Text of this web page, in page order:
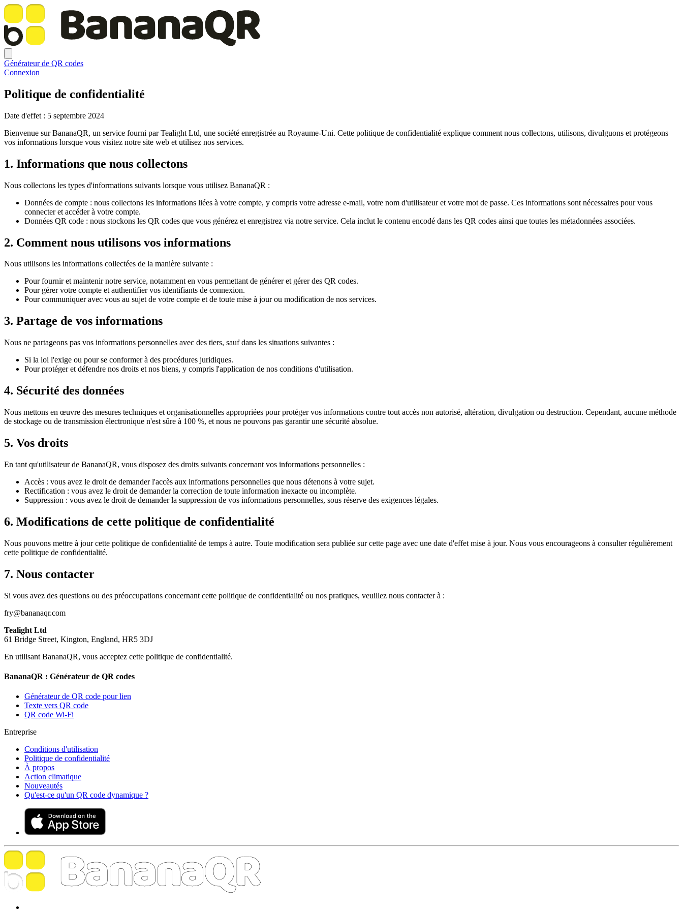
Générateur de QR codes
Connexion
Politique de confidentialité
Date d'effet : 5 septembre 2024
Bienvenue sur BananaQR, un service fourni par Tealight Ltd, une société enregistrée au Royaume-Uni. Cette politique de confidentialité explique comment nous collectons, utilisons, divulguons et protégeons
vos informations lorsque vous visitez notre site web et utilisez nos services.
1. Informations que nous collectons
Nous collectons les types d'informations suivants lorsque vous utilisez BananaQR :
Données de compte : nous collectons les informations liées à votre compte, y compris votre adresse e-mail, votre nom d'utilisateur et votre mot de passe. Ces informations sont nécessaires pour vous
connecter et accéder à votre compte.
Données QR code : nous stockons les QR codes que vous générez et enregistrez via notre service. Cela inclut le contenu encodé dans les QR codes ainsi que toutes les métadonnées associées.
2. Comment nous utilisons vos informations
Nous utilisons les informations collectées de la manière suivante :
Pour fournir et maintenir notre service, notamment en vous permettant de générer et gérer des QR codes.
Pour gérer votre compte et authentifier vos identifiants de connexion.
Pour communiquer avec vous au sujet de votre compte et de toute mise à jour ou modification de nos services.
3. Partage de vos informations
Nous ne partageons pas vos informations personnelles avec des tiers, sauf dans les situations suivantes :
Si la loi l'exige ou pour se conformer à des procédures juridiques.
Pour protéger et défendre nos droits et nos biens, y compris l'application de nos conditions d'utilisation.
4. Sécurité des données
Nous mettons en œuvre des mesures techniques et organisationnelles appropriées pour protéger vos informations contre tout accès non autorisé, altération, divulgation ou destruction. Cependant, aucune méthode
de stockage ou de transmission électronique n'est sûre à 100 %, et nous ne pouvons pas garantir une sécurité absolue.
5. Vos droits
En tant qu'utilisateur de BananaQR, vous disposez des droits suivants concernant vos informations personnelles :
Accès : vous avez le droit de demander l'accès aux informations personnelles que nous détenons à votre sujet.
Rectification : vous avez le droit de demander la correction de toute information inexacte ou incomplète.
Suppression : vous avez le droit de demander la suppression de vos informations personnelles, sous réserve des exigences légales.
6. Modifications de cette politique de confidentialité
Nous pouvons mettre à jour cette politique de confidentialité de temps à autre. Toute modification sera publiée sur cette page avec une date d'effet mise à jour. Nous vous encourageons à consulter régulièrement
cette politique de confidentialité.
7. Nous contacter
Si vous avez des questions ou des préoccupations concernant cette politique de confidentialité ou nos pratiques, veuillez nous contacter à :
fry@bananaqr.com
Tealight Ltd
61 Bridge Street, Kington, England, HR5 3DJ
En utilisant BananaQR, vous acceptez cette politique de confidentialité.
BananaQR : Générateur de QR codes
Générateur de QR code pour lien
Texte vers QR code
QR code Wi-Fi
Entreprise
Conditions d'utilisation
Politique de confidentialité
À propos
Action climatique
Nouveautés
Qu'est-ce qu'un QR code dynamique ?